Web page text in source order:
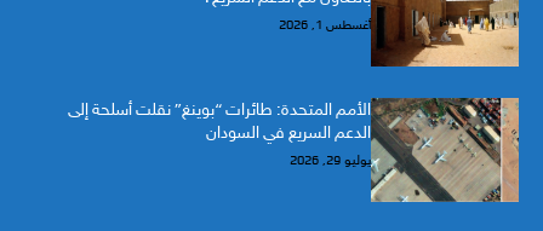
أغسطس 1, 2026
الأمم المتحدة: طائرات “بوينغ” نقلت أسلحة إلى
الدعم السريع في السودان
يوليو 29, 2026